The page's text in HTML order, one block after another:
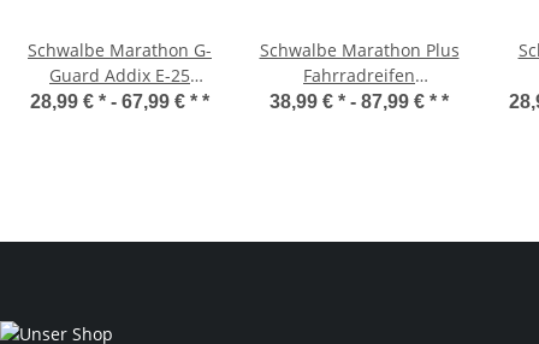
Schwalbe Marathon G-
Guard Addix E-25
Fahrradreifen
28,99 € * - 67,99 € * *
Schwalbe Marathon Plus
Fahrradreifen
Fahrradmantel mit
38,99 € * - 87,99 € * *